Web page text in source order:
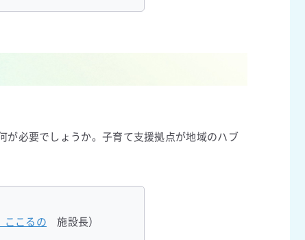
が必要でしょうか。子育て支援拠点が地域のハブ
こるの 施設長）